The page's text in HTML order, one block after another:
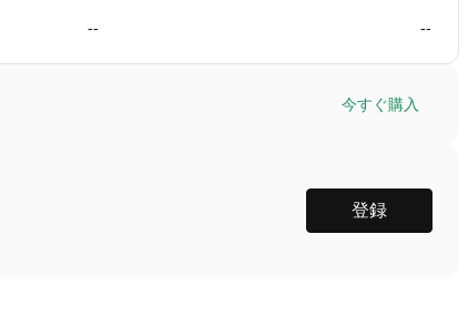
-- --
今すぐ購入
登録